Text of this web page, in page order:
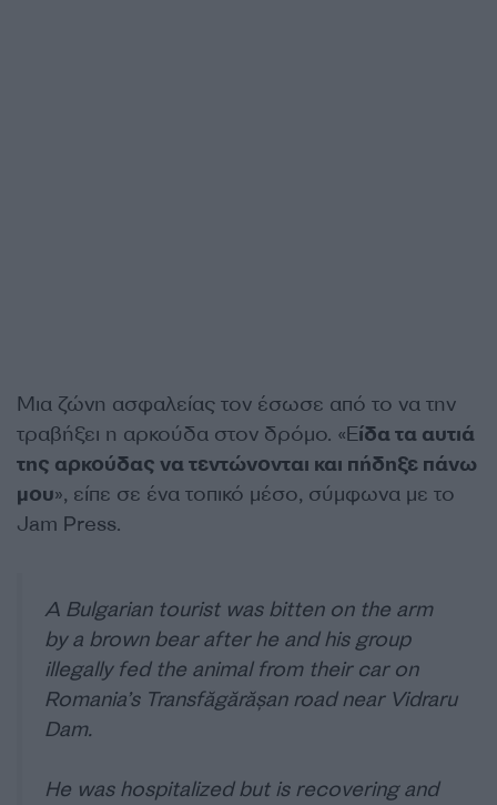
Μια ζώνη ασφαλείας τον έσωσε από το να την
τραβήξει η αρκούδα στον δρόμο. «Είδα τα αυτιά
της αρκούδας να τεντώνονται και πήδηξε πάνω
μου», είπε σε ένα τοπικό μέσο, ​​σύμφωνα με το
Jam Press.
A Bulgarian tourist was bitten on the arm
by a brown bear after he and his group
illegally fed the animal from their car on
Romania’s Transfăgărășan road near Vidraru
Dam.
He was hospitalized but is recovering and